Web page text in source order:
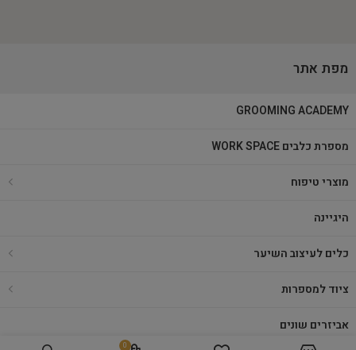
מפת אתר
GROOMING ACADEMY
מספרת כלבים WORK SPACE
מוצרי טיפוח
היגיינה
כלים לעיצוב השיער
ציוד למספרות
אביזרים שונים
0